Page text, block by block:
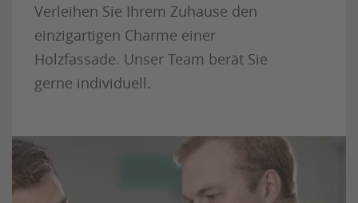
Verleihen Sie Ihrem Zuhause den
einzigartigen Charme einer
Holzfassade. Unser Team berät Sie
gerne individuell.